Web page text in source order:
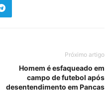
Próximo artigo
Homem é esfaqueado em
campo de futebol após
desentendimento em Pancas